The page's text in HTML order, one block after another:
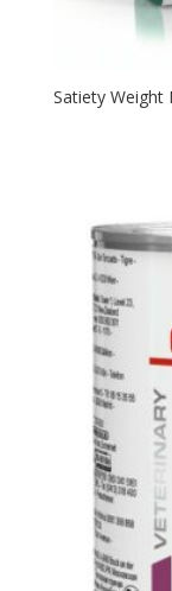
Satiety Weight